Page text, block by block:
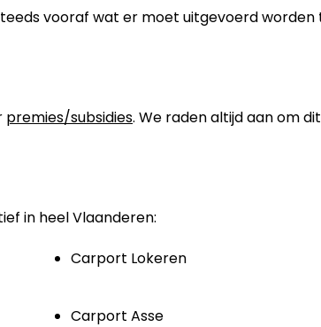
vooraf wat er moet uitgevoerd worden
premies/subsidies. We raden altijd aan om dit
in heel Vlaanderen:
Carport Lokeren
Carport Asse